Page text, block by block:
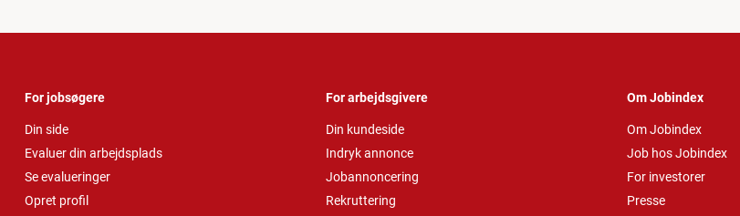
For jobsøgere
Din side
Evaluer din arbejdsplads
Se evalueringer
Opret profil
For arbejdsgivere
Din kundeside
Indryk annonce
Jobannoncering
Rekruttering
Om Jobindex
Om Jobindex
Job hos Jobindex
For investorer
Presse